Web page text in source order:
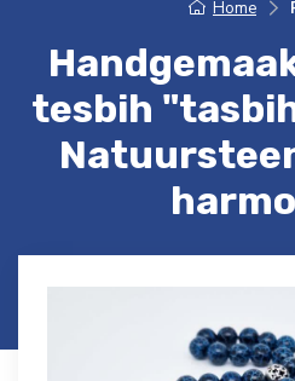
Home
tesbih